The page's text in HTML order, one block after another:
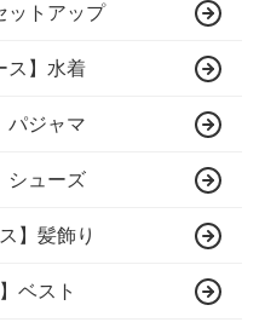
ットアップ
ス】水着
パジャマ
シューズ
】髪飾り
ベスト